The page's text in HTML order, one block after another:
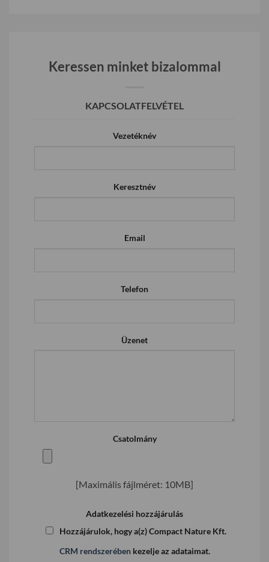
Keressen minket bizalommal
KAPCSOLATFELVÉTEL
Vezetéknév
Keresztnév
Email
Telefon
Üzenet
Csatolmány
[Maximális fájlméret: 10MB]
Adatkezelési hozzájárulás
Hozzájárulok, hogy a(z) Compact Nature Kft.
CRM rendszerében kezelje az adataimat.